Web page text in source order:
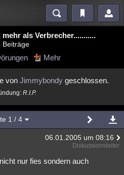
Blogs
Politik
Technologie Ufologie
als Verbrecher...........
Beiträge
Mehr
von Jimmybondygeschlossen.
R.I.P.
1 / 4
06.01.2005 um 08:16
Diskussionsleiter
nur fies sondern auch